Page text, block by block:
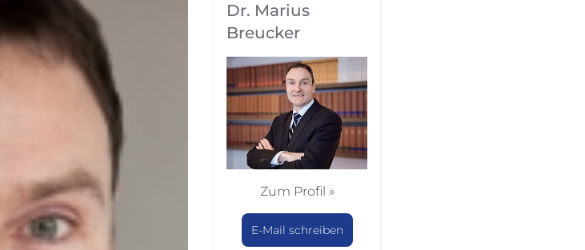
Dr. Marius
Breucker
Zum Profil »
E-Mail schreiben